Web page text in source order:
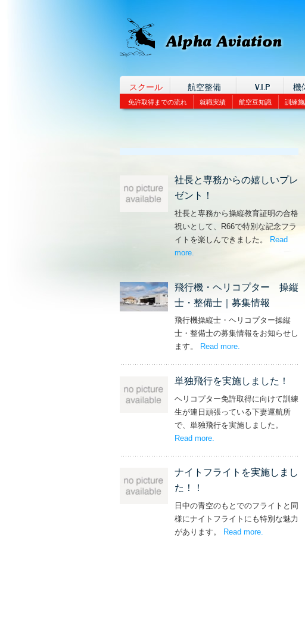
スクール 航空整備 V.I.P 機
免許取得までの流れ 就職実績 航空豆知識 訓練
社長と専務からの嬉しいプレ
ゼント！
社長と専務から操縦教育証明の合格
祝いとして、R66で特別な記念フラ
イトを楽しんできました。
Read
more – ‘社長と専務からの嬉しいプレ
飛行機・ヘリコプター 操縦
士・整備士｜募集情報
飛行機操縦士・ヘリコプター操縦
士・整備士の募集情報をお知らせし
ます。
Read more– ‘飛行機・ヘリコ
.
単独飛行を実施しました！
ヘリコプター免許取得に向けて訓練
生が連日頑張っている下妻運航所
で、単独飛行を実施しました。
Read more
ナイトフライトを実施しまし
た！！
日中の青空のもとでのフライトと同
様にナイトフライトにも特別な魅力
があります。
Read more– ‘ナイトフ
.